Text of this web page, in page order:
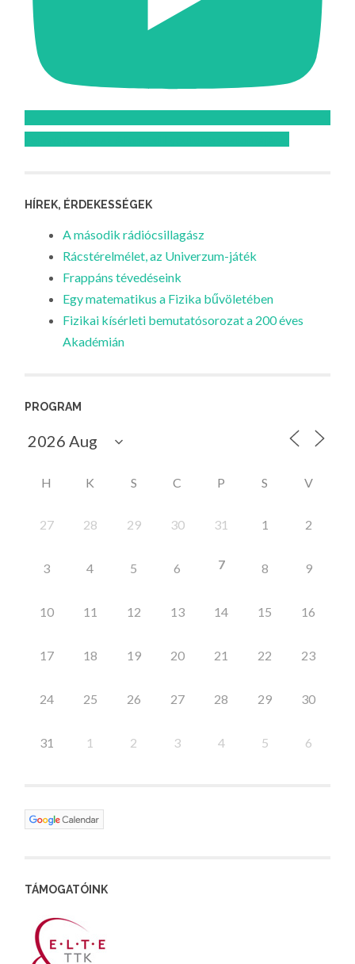
HÍREK, ÉRDEKESSÉGEK
A második rádiócsillagász
Rácstérelmélet, az Univerzum-játék
Frappáns tévedéseink
Egy matematikus a Fizika bűvöletében
Fizikai kísérleti bemutatósorozat a 200 éves
Akadémián
PROGRAM
H K S C P S V
27 28 29 30 31 1 2
3 4 5 6 7 8 9
10 11 12 13 14 15 16
17 18 19 20 21 22 23
24 25 26 27 28 29 30
31 1 2 3 4 5 6
TÁMOGATÓINK